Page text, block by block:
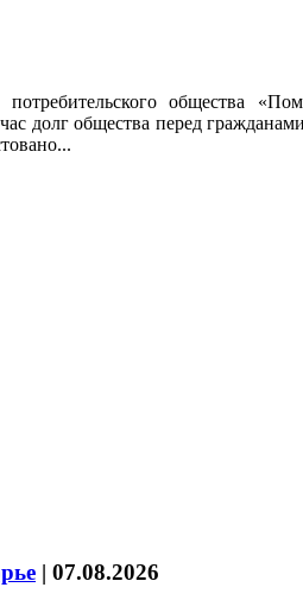
общества
долг общества перед
| 07.08.2026